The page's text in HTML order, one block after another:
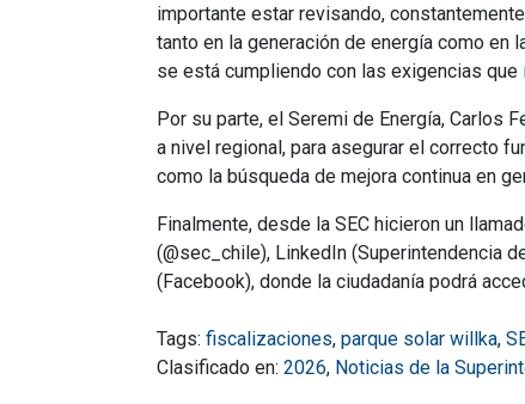
importante estar revisando,
tanto en la generación de energía como
se está cumpliendo con las exigencias
Por su parte, el Seremi de Energía, Carlos
a nivel regional, para asegurar el correcto
como la búsqueda de mejora continua en
Finalmente, desde la SEC hicieron un
(@sec_chile), LinkedIn (Superintendencia
(Facebook), donde la ciudadanía podrá
Tags: fiscalizaciones, parque solar willka,
Clasificado en: 2026, Noticias de la